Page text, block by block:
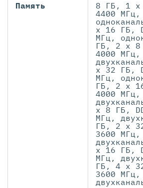
Память
8 ГБ, 1 x
4400 МГц,
x 16 ГБ,
МГц,
ГБ, 2 x 8
4000 МГц,
x 32 ГБ,
МГц,
ГБ, 2 x
4000 МГц,
x 8 ГБ,
МГц,
ГБ, 2 x
3600 МГц,
x 16 ГБ,
МГц,
ГБ, 4 x
3600 МГц,